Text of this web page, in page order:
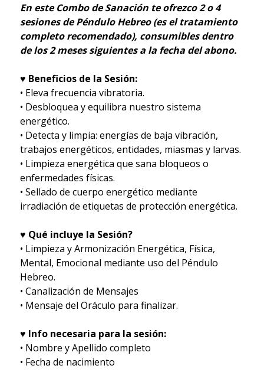
En este Combo de Sanación te ofrezco 2 o 4
sesiones de Péndulo Hebreo (es el tratamiento
completo recomendado), consumibles dentro
de los 2 meses siguientes a la fecha del abono.
♥ Beneficios de la Sesión:
• Eleva frecuencia vibratoria.
• Desbloquea y equilibra nuestro sistema
energético.
• Detecta y limpia: energías de baja vibración,
trabajos energéticos, entidades, miasmas y larvas.
• Limpieza energética que sana bloqueos o
enfermedades físicas.
• Sellado de cuerpo energético mediante
irradiación de etiquetas de protección energética.
♥ Qué incluye la Sesión?
• Limpieza y Armonización Energética, Física,
Mental, Emocional mediante uso del Péndulo
Hebreo.
• Canalización de Mensajes
• Mensaje del Oráculo para finalizar.
♥ Info necesaria para la sesión:
• Nombre y Apellido completo
• Fecha de nacimiento